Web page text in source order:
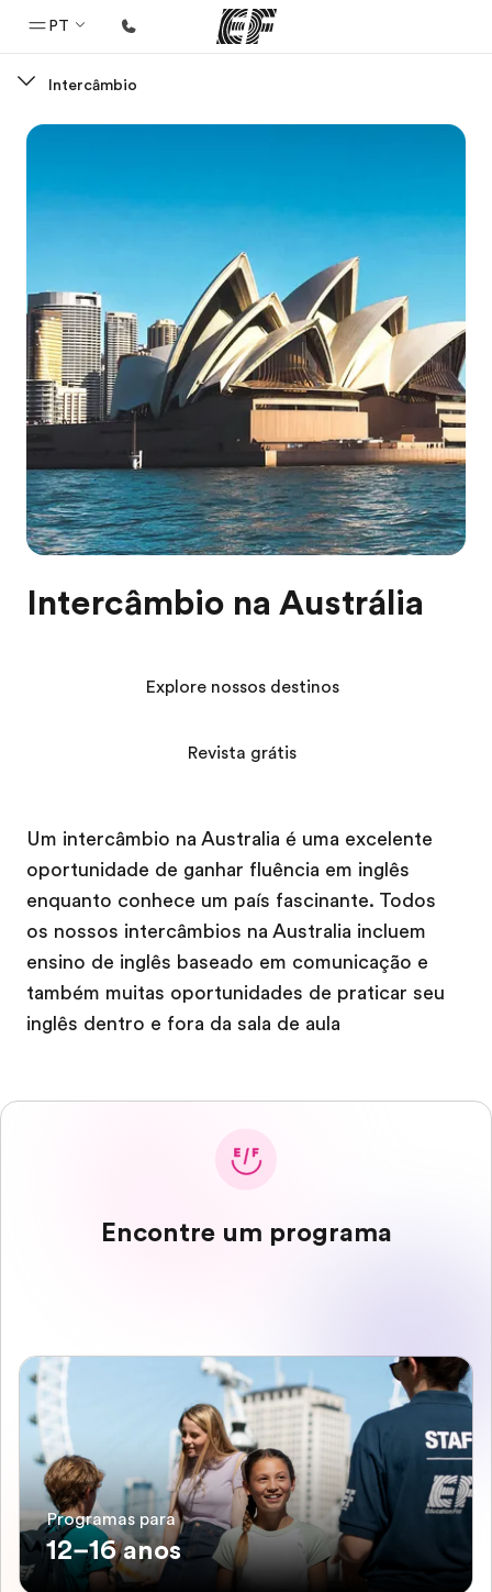
PT
Bem-vindo à EF
Encontre um escritório
Sobre nós
Quem somos
Carreiras
Intercâmbio
Intercâmbio na Austrália
Um intercâmbio na Australia é uma excelente
oportunidade de ganhar fluência em inglês
enquanto conhece um país fascinante. Todos
os nossos intercâmbios na Australia incluem
ensino de inglês baseado em comunicação e
também muitas oportunidades de praticar seu
inglês dentro e fora da sala de aula
Explore nossos destinos
Revista grátis
Encontre um programa
Programas para
12–16 anos